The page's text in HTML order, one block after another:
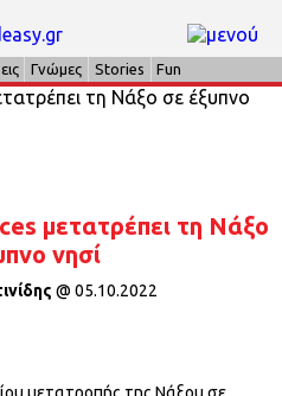
Γνώμες Stories Fun
μετατρέπει τη Νάξο
νησί
@ 05.10.2022